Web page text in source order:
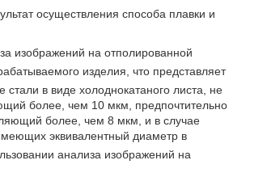
осуществления способа плавки и
изображений на отполированной
изделия, что представляет
стали в виде холоднокатаного листа, не
более, чем 10 мкм, предпочтительно
более, чем 8 мкм, и в случае
эквивалентный диаметр в
анализа изображений на